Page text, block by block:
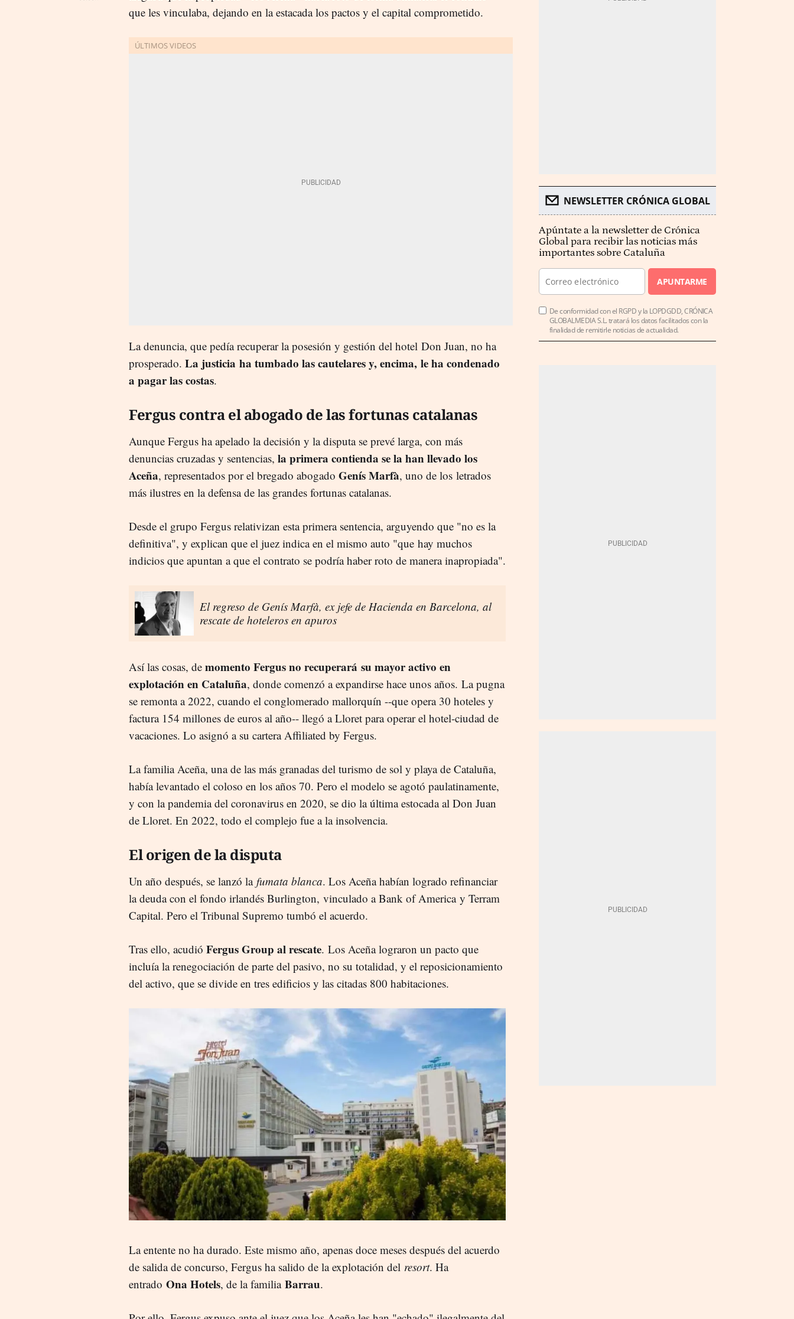
que les vinculaba, dejando en la estacada los pactos y el capital comprometido.
La denuncia, que pedía recuperar la posesión y gestión del hotel Don Juan, no ha
prosperado. La justicia ha tumbado las cautelares y, encima, le ha condenado
a pagar las costas.
Fergus contra el abogado de las fortunas catalanas
Aunque Fergus ha apelado la decisión y la disputa se prevé larga, con más
denuncias cruzadas y sentencias, la primera contienda se la han llevado los
Aceña, representados por el bregado abogado Genís Marfà, uno de los letrados
más ilustres en la defensa de las grandes fortunas catalanas.
Desde el grupo Fergus relativizan esta primera sentencia, arguyendo que "no es la
definitiva", y explican que el juez indica en el mismo auto "que hay muchos
indicios que apuntan a que el contrato se podría haber roto de manera inapropiada".
El regreso de Genís Marfà, ex jefe de Hacienda en Barcelona, al
rescate de hoteleros en apuros
Así las cosas, de momento Fergus no recuperará su mayor activo en
explotación en Cataluña, donde comenzó a expandirse hace unos años. La pugna
se remonta a 2022, cuando el conglomerado mallorquín --que opera 30 hoteles y
factura 154 millones de euros al año-- llegó a Lloret para operar el hotel-ciudad de
vacaciones. Lo asignó a su cartera Affiliated by Fergus.
La familia Aceña, una de las más granadas del turismo de sol y playa de Cataluña,
había levantado el coloso en los años 70. Pero el modelo se agotó paulatinamente,
y con la pandemia del coronavirus en 2020, se dio la última estocada al Don Juan
de Lloret. En 2022, todo el complejo fue a la insolvencia.
El origen de la disputa
Un año después, se lanzó la fumata blanca. Los Aceña habían logrado refinanciar
la deuda con el fondo irlandés Burlington, vinculado a Bank of America y Terram
Capital. Pero el Tribunal Supremo tumbó el acuerdo.
Tras ello, acudió Fergus Group al rescate. Los Aceña lograron un pacto que
incluía la renegociación de parte del pasivo, no su totalidad, y el reposicionamiento
del activo, que se divide en tres edificios y las citadas 800 habitaciones.
La entente no ha durado. Este mismo año, apenas doce meses después del acuerdo
de salida de concurso, Fergus ha salido de la explotación del resort. Ha
entrado Ona Hotels, de la familia Barrau.
NEWSLETTER CRÓNICA GLOBAL
Apúntate a la newsletter de Crónica
Global para recibir las noticias más
importantes sobre Cataluña
APUNTARME
De conformidad con el RGPD y la LOPDGDD, CRÓNICA
GLOBALMEDIA S.L. tratará los datos facilitados con la
finalidad de remitirle noticias de actualidad.